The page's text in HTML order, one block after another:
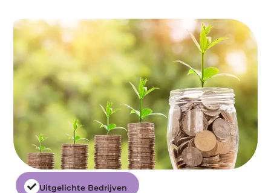
Uitgelichte Bedrijven